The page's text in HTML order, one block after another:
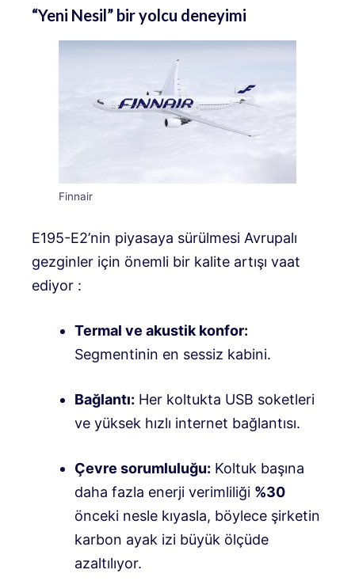
“Yeni Nesil” bir yolcu deneyimi
Finnair
E195-E2’nin piyasaya sürülmesi Avrupalı ​​
gezginler için önemli bir kalite artışı vaat
ediyor :
Termal ve akustik konfor:
Segmentinin en sessiz kabini.
Bağlantı: Her koltukta USB soketleri
ve yüksek hızlı internet bağlantısı.
Çevre sorumluluğu: Koltuk başına
daha fazla enerji verimliliği %30
önceki nesle kıyasla, böylece şirketin
karbon ayak izi büyük ölçüde
azaltılıyor.